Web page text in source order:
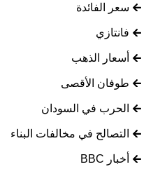
سعر الفائدة
فانتازي
أسعار الذهب
طوفان الأقصى
الحرب في السودان
التصالح في مخالفات البناء
أخبار BBC